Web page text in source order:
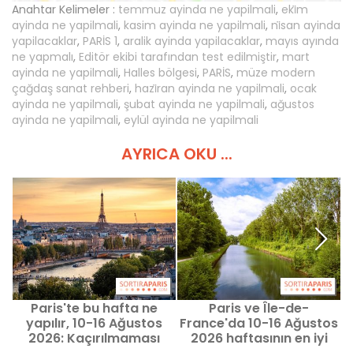
Anahtar Kelimeler : temmuz ayinda ne yapilmali, eki̇m
ayinda ne yapilmali, kasim ayinda ne yapilmali, ni̇san ayinda
yapilacaklar, PARİS 1, aralik ayinda yapilacaklar, mayıs ayında
ne yapmalı, Editör ekibi tarafından test edilmiştir, mart
ayinda ne yapilmali, Halles bölgesi, PARİS, müze modern
çağdaş sanat rehberi, hazi̇ran ayinda ne yapilmali, ocak
ayinda ne yapilmali, şubat ayinda ne yapilmali, ağustos
ayinda ne yapilmali, eylül ayinda ne yapilmali
AYRICA OKU ...
Paris'te bu hafta ne
yapılır, 10-16 Ağustos
2026: Kaçırılmaması
Paris ve Île-de-
France'da 10-16 Ağustos
2026 haftasının en iyi